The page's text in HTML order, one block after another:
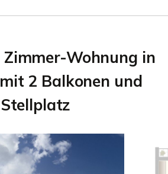
Zimmer-Wohnung in
2 Balkonen und
Stellplatz